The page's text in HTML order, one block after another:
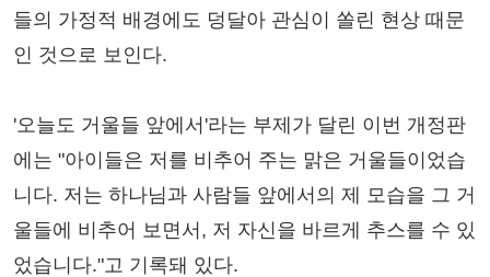
들의 가정적 배경에도 덩달아 관심이 쏠린 현상 때문
인 것으로 보인다.
'오늘도 거울들 앞에서'라는 부제가 달린 이번 개정판
에는 "아이들은 저를 비추어 주는 맑은 거울들이었습
니다. 저는 하나님과 사람들 앞에서의 제 모습을 그 거
울들에 비추어 보면서, 저 자신을 바르게 추스를 수 있
었습니다."고 기록돼 있다.